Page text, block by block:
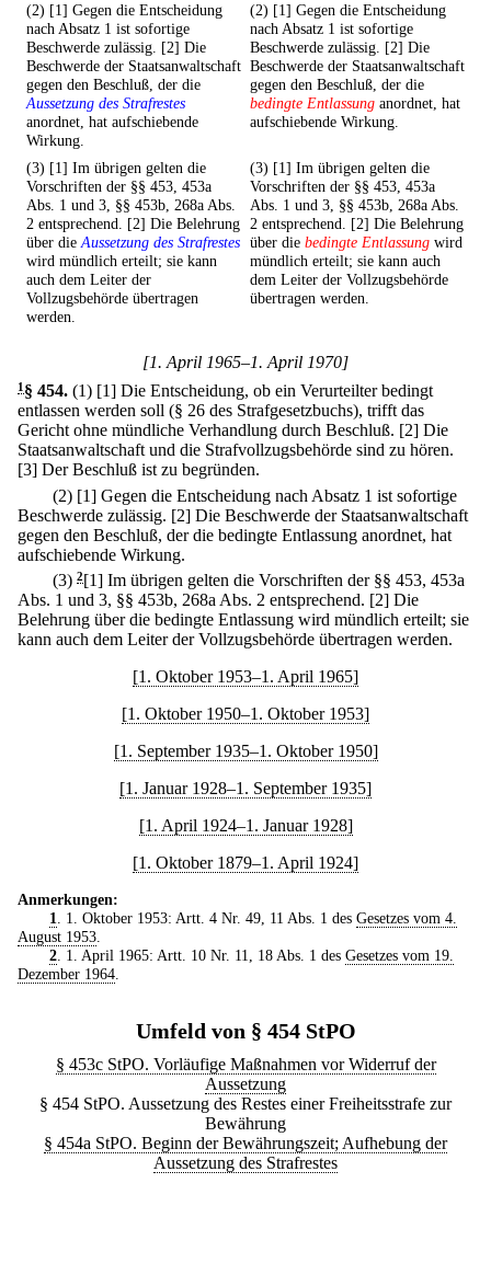
(2) [1] Gegen die Entscheidung
nach Absatz 1 ist sofortige
Beschwerde zulässig. [2] Die
Beschwerde der Staatsanwaltschaft
gegen den Beschluß, der die
Aussetzung des Strafrestes
anordnet, hat aufschiebende
Wirkung.
(2) [1] Gegen die Entscheidung
nach Absatz 1 ist sofortige
Beschwerde zulässig. [2] Die
Beschwerde der Staatsanwaltschaft
gegen den Beschluß, der die
bedingte Entlassung anordnet, hat
aufschiebende Wirkung.
(3) [1] Im übrigen gelten die
Vorschriften der §§ 453, 453a
Abs. 1 und 3, §§ 453b, 268a Abs.
2 entsprechend. [2] Die Belehrung
über dieAussetzung des Strafrestes
wird mündlich erteilt; sie kann
auch dem Leiter der
Vollzugsbehörde übertragen
werden.
(3) [1] Im übrigen gelten die
Vorschriften der §§ 453, 453a
Abs. 1 und 3, §§ 453b, 268a Abs.
2 entsprechend. [2] Die Belehrung
über die bedingte Entlassung wird
mündlich erteilt; sie kann auch
dem Leiter der Vollzugsbehörde
übertragen werden.
[1. April 1965–1. April 1970]
1§ 454. (1) [1] Die Entscheidung, ob ein Verurteilter bedingt
entlassen werden soll (§ 26 des Strafgesetzbuchs), trifft das
Gericht ohne mündliche Verhandlung durch Beschluß. [2] Die
Staatsanwaltschaft und die Strafvollzugsbehörde sind zu hören.
[3] Der Beschluß ist zu begründen.
(2) [1] Gegen die Entscheidung nach Absatz 1 ist sofortige
Beschwerde zulässig. [2] Die Beschwerde der Staatsanwaltschaft
gegen den Beschluß, der die bedingte Entlassung anordnet, hat
aufschiebende Wirkung.
(3) 2[1] Im übrigen gelten die Vorschriften der §§ 453, 453a
Abs. 1 und 3, §§ 453b, 268a Abs. 2 entsprechend. [2] Die
Belehrung über die bedingte Entlassung wird mündlich erteilt; sie
kann auch dem Leiter der Vollzugsbehörde übertragen werden.
[1. Oktober 1953–1. April 1965]
[1. Oktober 1950–1. Oktober 1953]
[1. September 1935–1. Oktober 1950]
[1. Januar 1928–1. September 1935]
[1. April 1924–1. Januar 1928]
[1. Oktober 1879–1. April 1924]
Anmerkungen:
1
. 1. Oktober 1953: Artt. 4 Nr. 49, 11 Abs. 1 des Gesetzes vom 4.
August 1953
2. 1. April 1965: Artt. 10 Nr. 11, 18 Abs. 1 des Gesetzes vom 19.
Dezember 1964
Umfeld von § 454 StPO
§ 453c StPO. Vorläufige Maßnahmen vor Widerruf der
Aussetzung
§ 454 StPO. Aussetzung des Restes einer Freiheitsstrafe zur
Bewährung
§ 454a StPO. Beginn der Bewährungszeit; Aufhebung der
Aussetzung des Strafrestes